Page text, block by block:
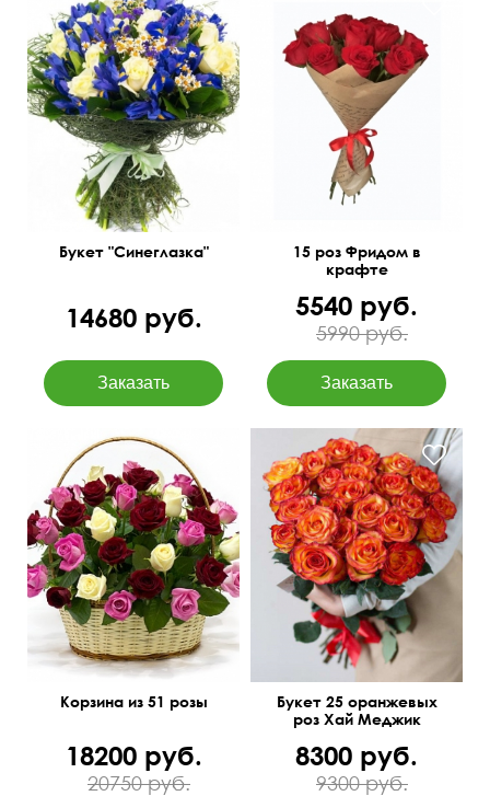
Синие ирисы, розы,
ромашка, сизаль, лента
50 см
45 см
Букет "Синеглазка"
14680 руб.
50 см 35 см
15 роз Фридом в
крафте
5540 руб.
5990 руб.
50 см 60 см
Корзина из 51 розы
18200 руб.
20750 руб.
Фото перед доставкой
50 см
40 см
Букет 25 оранжевых
роз Хай Меджик
8300 руб.
9300 руб.